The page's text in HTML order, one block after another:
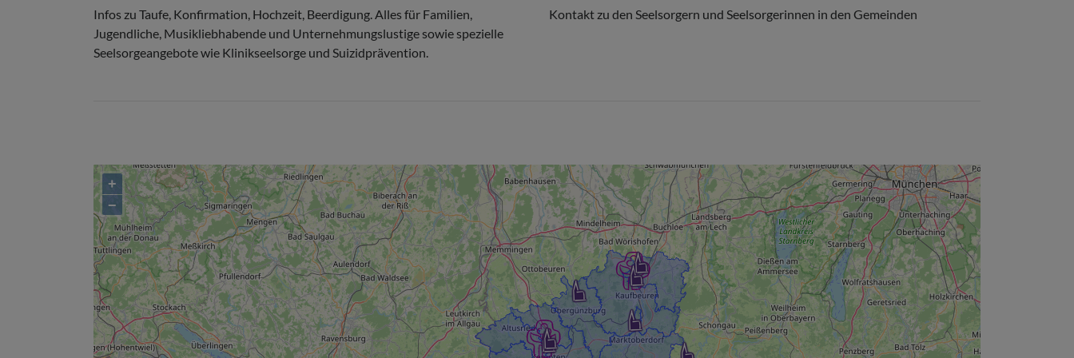
Infos zu Taufe, Konfirmation, Hochzeit, Beerdigung. Alles für Familien,
Jugendliche, Musikliebhabende und Unternehmungslustige sowie spezielle
Seelsorgeangebote wie Klinikseelsorge und Suizidprävention.
Kontakt zu den Seelsorgern und Seelsorgerinnen in den Gemeinden
+
−